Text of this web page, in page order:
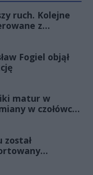
ruch. Kolejne
z
Fogiel objął
matur w
w czołówce
został